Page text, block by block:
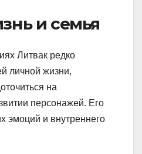
и семья
Литвак редко
личной жизни,
на
персонажей. Его
эмоций и внутреннего